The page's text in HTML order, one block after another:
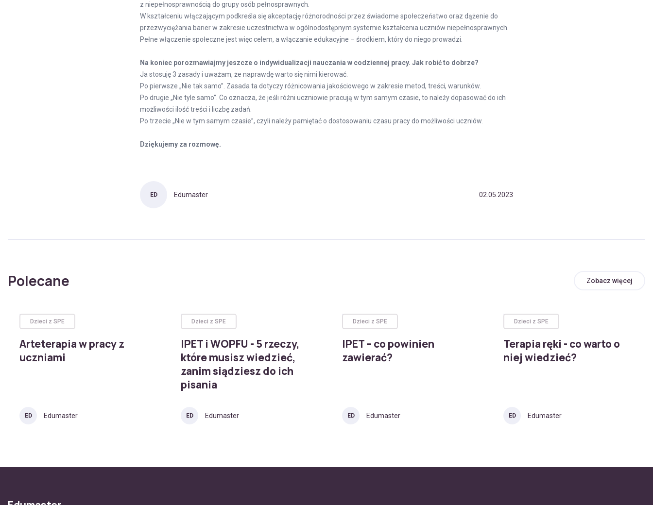
z niepełnosprawnością do grupy osób pełnosprawnych.
W kształceniu włączającym podkreśla się akceptację różnorodności przez świadome społeczeństwo oraz dążenie do
przezwyciężania barier w zakresie uczestnictwa w ogólnodostępnym systemie kształcenia uczniów niepełnosprawnych.
Pełne włączenie społeczne jest więc celem, a włączanie edukacyjne – środkiem, który do niego prowadzi.
Na koniec porozmawiajmy jeszcze o indywidualizacji nauczania w codziennej pracy. Jak robić to dobrze?
Ja stosuję 3 zasady i uważam, że naprawdę warto się nimi kierować.
Po pierwsze „Nie tak samo”. Zasada ta dotyczy różnicowania jakościowego w zakresie metod, treści, warunków.
Po drugie „Nie tyle samo”. Co oznacza, że jeśli różni uczniowie pracują w tym samym czasie, to należy dopasować do ich
możliwości ilość treści i liczbę zadań.
Po trzecie „Nie w tym samym czasie”, czyli należy pamiętać o dostosowaniu czasu pracy do możliwości uczniów.
Dziękujemy za rozmowę.
ED Edumaster 02.05.2023
Polecane Zobacz więcej
Dzieci z SPE
Arteterapia w pracy z
uczniami
ED Edumaster
Dzieci z SPE
IPET i WOPFU - 5 rzeczy,
które musisz wiedzieć,
zanim siądziesz do ich
pisania
ED Edumaster
Dzieci z SPE
IPET – co powinien
zawierać?
ED Edumaster
Dzieci z SPE
Terapia ręki - co warto o
niej wiedzieć?
ED Edumaster